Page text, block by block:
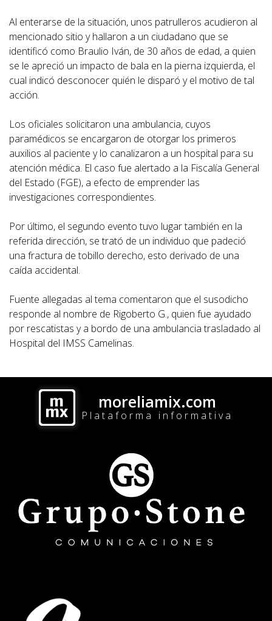
Al enterarse de la situación, unos patrulleros acudieron al
mencionado sitio y hallaron a un ciudadano que se
identificó como Braulio Iván, de 30 años de edad, a quien
se le apreció un impacto de bala en la pierna izquierda, el
cual indicó desconocer quién le disparó y el motivo de tal
acción.
Los oficiales solicitaron una ambulancia, cuyos
paramédicos se encargaron de otorgar los primeros
auxilios al paciente y lo canalizaron a un hospital para su
atención médica. El caso fue alertado a la Fiscalía General
del Estado (FGE), a efecto de emprender las
investigaciones correspondientes.
Por último, el segundo evento tuvo lugar también en la
referida dirección, se trató de un individuo que padeció
una fractura de tobillo derecho, esto derivado de una
caída accidental.
Fuente allegadas al tema comentaron que el susodicho
responde al nombre de Rigoberto G., quien fue ayudado
por rescatistas y a bordo de una ambulancia trasladado al
Hospital del IMSS Camelinas.
moreliamix.com
Plataforma informativa